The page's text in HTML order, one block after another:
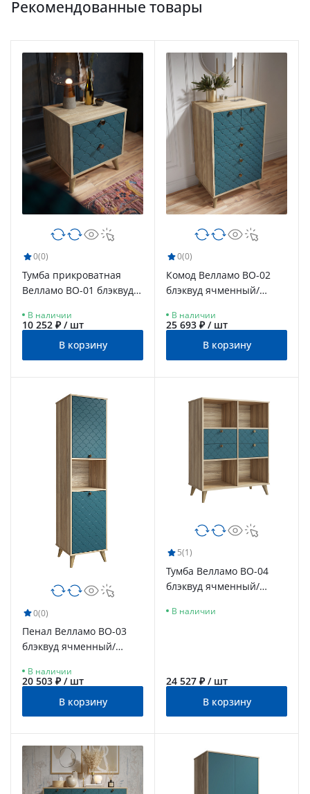
Рекомендованные товары
0(0)
Тумба прикроватная
Велламо ВО-01 блэквуд
волна
В наличии
10 252 ₽ / шт
В корзину
0(0)
Комод Велламо ВО-02
блэквуд ячменный/
В наличии
25 693 ₽ / шт
В корзину
0(0)
Пенал Велламо ВО-03
блэквуд ячменный/
В наличии
20 503 ₽ / шт
В корзину
5(1)
Тумба Велламо ВО-04
блэквуд ячменный/
В наличии
24 527 ₽ / шт
В корзину